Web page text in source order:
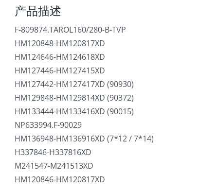
产品描述
F-809874.TAROL160/280-B-TVP
HM120848-HM120817XD
HM124646-HM124618XD
HM127446-HM127415XD
HM127442-HM127417XD (90930)
HM129848-HM129814XD (90372)
HM133444-HM133416XD (90015)
NP633994.F-90029
HM136948-HM136916XD (7*12 / 7*14)
H337846-H337816XD
M241547-M241513XD
HM120846-HM120817XD